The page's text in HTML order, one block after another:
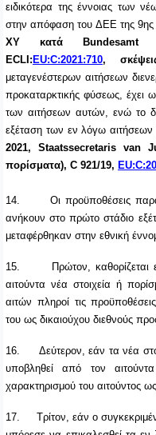
ειδικότερα της έννοιας των
στην απόφαση του ΔΕΕ της 9ης
XY κατά Bundesamt
ECLI: EU:C:2021:710,
μεταγενέστερων αιτήσεων
προκαταρκτικής φύσεως, έχει
των αιτήσεων αυτών, ενώ το
εξέταση των εν λόγω
2021, Staatssecretaris van
πορίσματα), C 921/19,
14.
Οι προϋποθέσεις
ανήκουν στο πρώτο στάδιο
μεταφέρθηκαν στην εθνική
15. Πρώτον,
αιτούντα νέα στοιχεία ή
αιτών πληροί τις
του ως δικαιούχου διεθνούς
16.
Δεύτερον, εάν τα νέα
υποβληθεί από τον
χαρακτηρισμού του αιτούντος
17.
Τρίτον, εάν ο